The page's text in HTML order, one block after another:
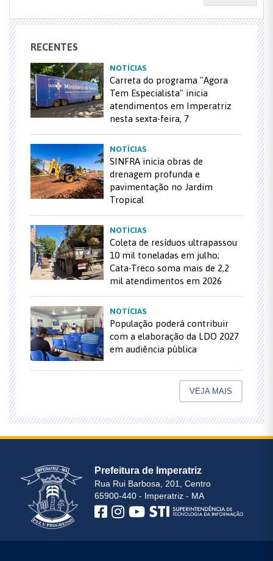
RECENTES
NOTÍCIAS
Carreta do programa "Agora
Tem Especialista" inicia
atendimentos em Imperatriz
nesta sexta-feira, 7
NOTÍCIAS
SINFRA inicia obras de
drenagem profunda e
pavimentação no Jardim
Tropical
NOTÍCIAS
Coleta de resíduos ultrapassou
10 mil toneladas em julho;
Cata-Treco soma mais de 2,2
mil atendimentos em 2026
NOTÍCIAS
População poderá contribuir
com a elaboração da LDO 2027
em audiência pública
VEJA MAIS
Prefeitura de Imperatriz
Rua Rui Barbosa, 201, Centro
65900-440 - Imperatriz - MA